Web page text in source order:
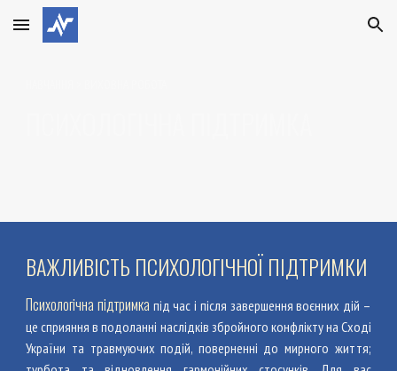
Skip to main content Skip to navigation
ВАЖЛИВІСТЬ ПСИХОЛОГІЧНОЇ ПІДТРИМКИ
Психологічна підтримка під час і після завершення воєнних дій –
це сприяння в подоланні наслідків збройного конфлікту на Сході
України та травмуючих подій, поверненні до мирного життя;